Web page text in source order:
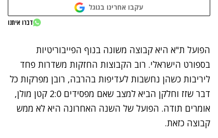
עקבו אחרינו בגוגל
דברו איתנו
נתקלנו בבעיה
נסה שוב
הפועל ת"א היא קבוצה משונה בנוף הפייבוריטיות
בספורט הישראלי. רוב הקבוצות החזקות משדרות פחד
ליריבות כשהן נחשבות לעדיפות בהרבה, רובן מפרקות כל
דבר שזז וחלקן הביא למצב שאם מפסידים 2:0 קטן מולן,
אומרים תודה. הפועל של השנה האחרונה היא לא ממש
קבוצה כזאת.